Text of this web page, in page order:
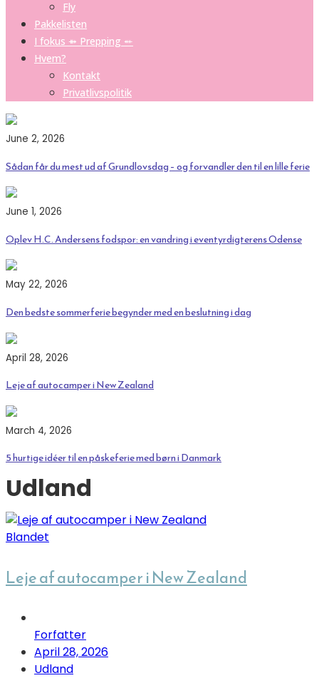
Fly
Pakkelisten
I fokus ⤁ Prepping ⬵
Hvem?
Kontakt
Privatlivspolitik
June 2, 2026
Sådan får du mest ud af Grundlovsdag – og forvandler den til en lille ferie
June 1, 2026
Oplev H.C. Andersens fodspor: en vandring i eventyrdigterens Odense
May 22, 2026
Den bedste sommerferie begynder med en beslutning i dag
April 28, 2026
Leje af autocamper i New Zealand
March 4, 2026
5 hurtige idéer til en påskeferie med børn i Danmark
Udland
Blandet
Leje af autocamper i New Zealand
Forfatter
April 28, 2026
Udland